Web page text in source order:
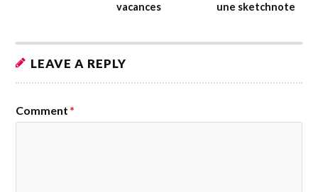
vacances
une sketchnote
LEAVE A REPLY
Comment *